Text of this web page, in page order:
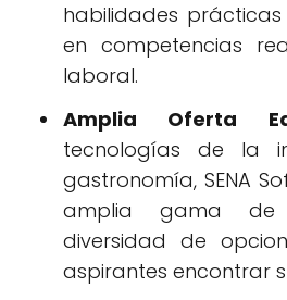
habilidades
en competencias
laboral.
Amplia Oferta
tecnologías de la
gastronomía, SENA
amplia gama de
diversidad de
aspirantes encontrar